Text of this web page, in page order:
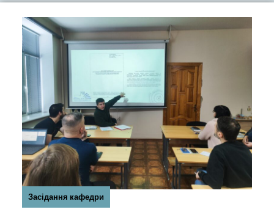
Засідання кафедри